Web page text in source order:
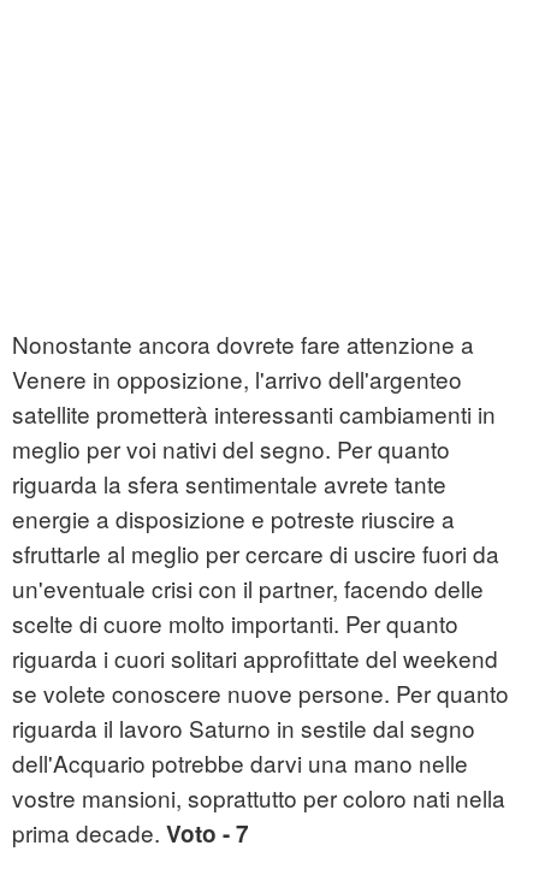
Nonostante ancora dovrete fare attenzione a
Venere in opposizione, l'arrivo dell'argenteo
satellite prometterà interessanti cambiamenti in
meglio per voi nativi del segno. Per quanto
riguarda la sfera sentimentale avrete tante
energie a disposizione e potreste riuscire a
sfruttarle al meglio per cercare di uscire fuori da
un'eventuale crisi con il partner, facendo delle
scelte di cuore molto importanti. Per quanto
riguarda i cuori solitari approfittate del weekend
se volete conoscere nuove persone. Per quanto
riguarda il lavoro Saturno in sestile dal segno
dell'Acquario potrebbe darvi una mano nelle
vostre mansioni, soprattutto per coloro nati nella
prima decade. Voto - 7